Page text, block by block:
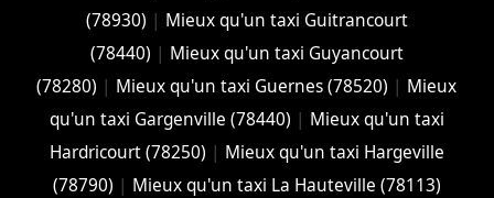
(78930) | Mieux qu'un taxi Guitrancourt
(78440) | Mieux qu'un taxi Guyancourt
(78280) | Mieux qu'un taxi Guernes (78520) | Mieux
qu'un taxi Gargenville (78440) | Mieux qu'un taxi
Hardricourt (78250) | Mieux qu'un taxi Hargeville
(78790) | Mieux qu'un taxi La Hauteville (78113)